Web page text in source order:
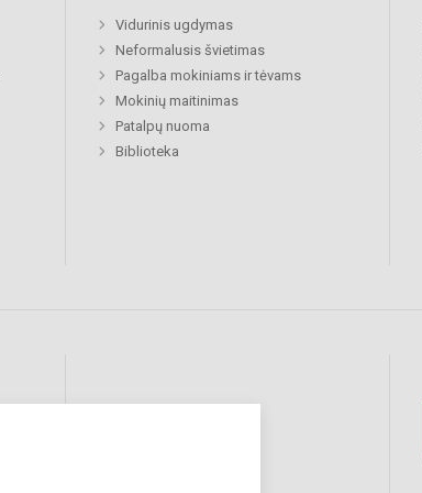
Vidurinis ugdymas
Neformalusis švietimas
Pagalba mokiniams ir tėvams
Mokinių maitinimas
Patalpų nuoma
Biblioteka